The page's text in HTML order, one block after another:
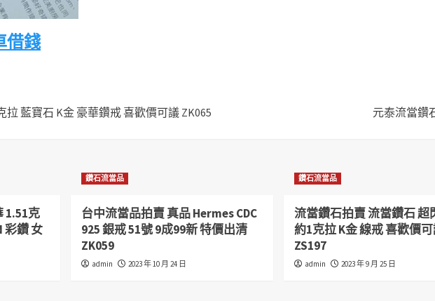
借錢
拉 藍寶石 K金 豪華鑽戒 喜歡價可議 ZK065
元泰流當鑽
1.51克
彩鑽 女
鑽石流當品
台中流當品拍賣 真品 Hermes CDC
925 銀戒 51號 9成99新 特價出清
ZK059
admin 2023 年 10 月 24 日
鑽石流當品
流當鑽石拍賣 流當鑽石 超
約1克拉 K金 線戒 喜歡價
ZS197
admin 2023 年 9 月 25 日